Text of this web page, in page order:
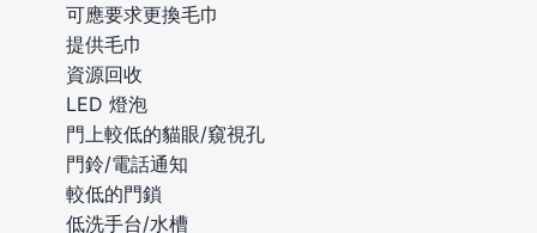
可應要求更換毛巾
提供毛巾
資源回收
LED 燈泡
門上較低的貓眼/窺視孔
門鈴/電話通知
較低的門鎖
低洗手台/水槽